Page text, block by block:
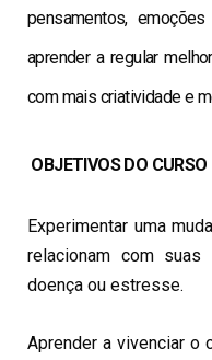
pensamentos,
aprender a regular
com mais criatividade e
OBJETIVOS DO CURSO
Experimentar uma
relacionam com suas
doença ou estresse.
Aprender a vivenciar